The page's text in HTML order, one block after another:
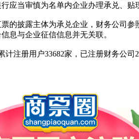
应当审慎为名单内企业办理承兑、贴
的披露主体为承兑企业，财务公司
息与企业征信信息并无关联。
注册用户33682家，已注册财务公